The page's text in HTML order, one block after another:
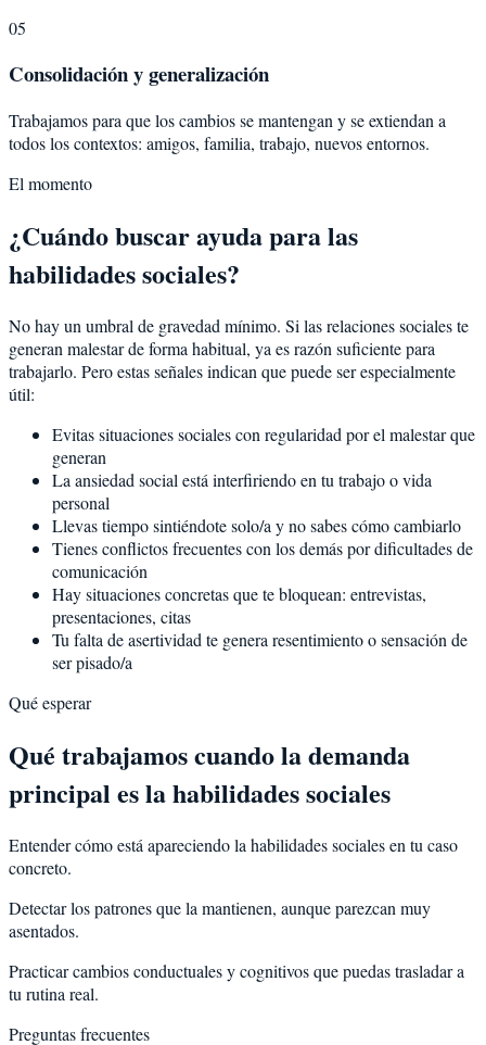
05
Consolidación y generalización
Trabajamos para que los cambios se mantengan y se extiendan a
todos los contextos: amigos, familia, trabajo, nuevos entornos.
El momento
¿Cuándo buscar ayuda para las
habilidades sociales?
No hay un umbral de gravedad mínimo. Si las relaciones sociales te
generan malestar de forma habitual, ya es razón suficiente para
trabajarlo. Pero estas señales indican que puede ser especialmente
útil:
Evitas situaciones sociales con regularidad por el malestar que
generan
La ansiedad social está interfiriendo en tu trabajo o vida
personal
Llevas tiempo sintiéndote solo/a y no sabes cómo cambiarlo
Tienes conflictos frecuentes con los demás por dificultades de
comunicación
Hay situaciones concretas que te bloquean: entrevistas,
presentaciones, citas
Tu falta de asertividad te genera resentimiento o sensación de
ser pisado/a
Qué esperar
Qué trabajamos cuando la demanda
principal es la habilidades sociales
Entender cómo está apareciendo la habilidades sociales en tu caso
concreto.
Detectar los patrones que la mantienen, aunque parezcan muy
asentados.
Practicar cambios conductuales y cognitivos que puedas trasladar a
tu rutina real.
Preguntas frecuentes